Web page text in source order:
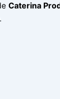
Caterina
.